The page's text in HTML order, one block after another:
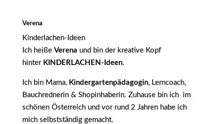
Verena
Kinderlachen-Ideen
Ich heiße Verena und bin der kreative Kopf
hinter KINDERLACHEN-Ideen.
Ich bin Mama, Kindergartenpädagogin, Lerncoach,
Bauchrednerin & Shopinhaberin. Zuhause bin ich im
schönen Österreich und vor rund 2 Jahren habe ich
mich selbstständig gemacht.